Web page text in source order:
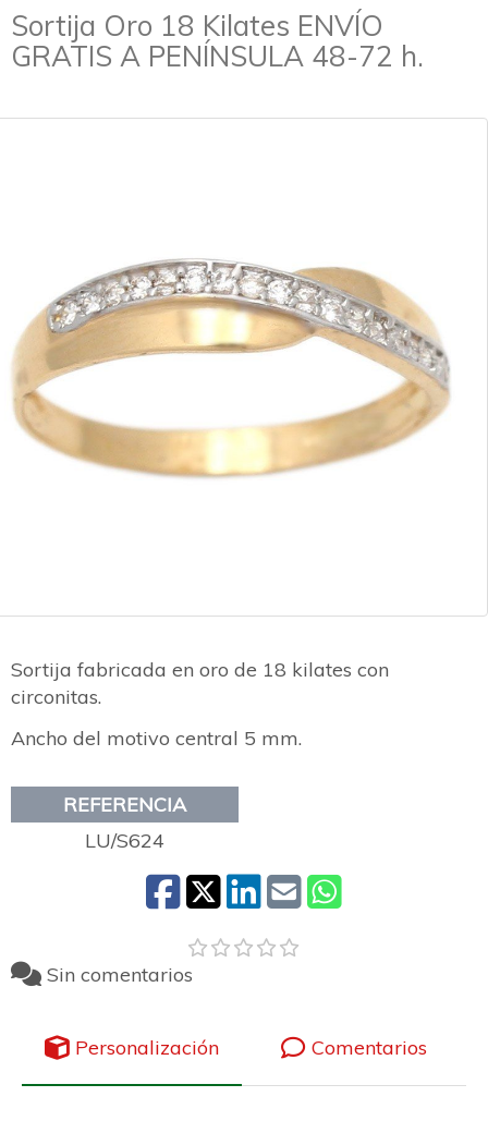
Sortija Oro 18 Kilates ENVÍO
GRATIS A PENÍNSULA 48-72 h.
Sortija fabricada en oro de 18 kilates con
circonitas.
Ancho del motivo central 5 mm.
REFERENCIA
LU/S624
Sin comentarios
Personalización Comentarios